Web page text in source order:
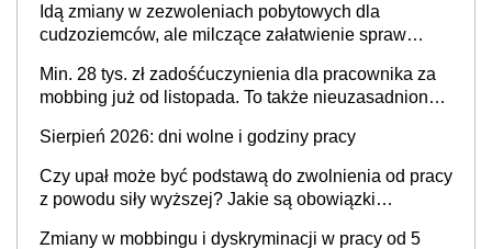
stosunku pracy
Idą zmiany w zezwoleniach pobytowych dla
cudzoziemców, ale milczące załatwienie spraw
Min. 28 tys. zł zadośćuczynienia dla pracownika za
mobbing już od listopada. To także nieuzasadniona
Sierpień 2026: dni wolne i godziny pracy
Czy upał może być podstawą do zwolnienia od pracy
z powodu siły wyższej? Jakie są obowiązki
Zmiany w mobbingu i dyskryminacji w pracy od 5